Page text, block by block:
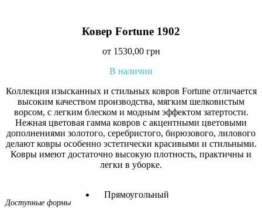
Ковер Fortune 1902
от 1530,00 грн
В наличии
Коллекция изысканных и стильных ковров Fortune отличается
высоким качеством производства, мягким шелковистым
ворсом, с легким блеском и модным эффектом затертости.
Нежная цветовая гамма ковров с акцентными цветовыми
дополнениями золотого, серебристого, бирюзового, лилового
делают ковры особенно эстетически красивыми и стильными.
Ковры имеют достаточно высокую плотность, практичны и
легки в уборке.
Доступные формы
Прямоугольный